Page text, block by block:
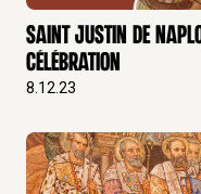
Saint Justin de
Célébration
8.12.23